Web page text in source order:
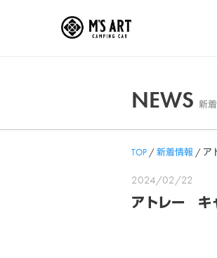
NEWS 新
TOP /新着情報 / ア
2024/02/22
アトレー キ